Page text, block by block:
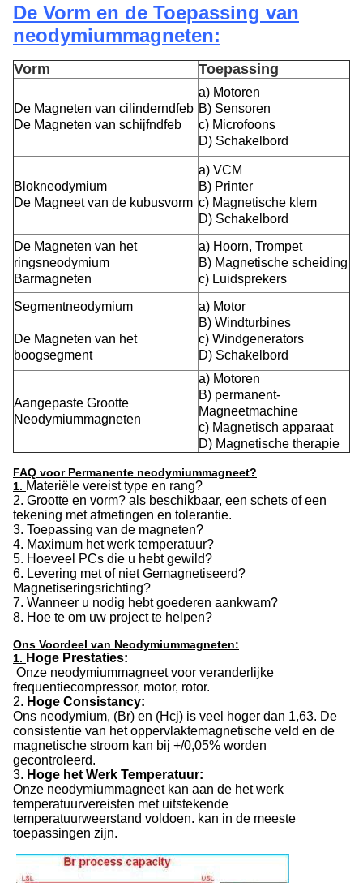
De Vorm en de Toepassing van
neodymiummagneten:
Vorm Toepassing
De Magneten van cilinderndfeb
De Magneten van schijfndfeb
a) Motoren
B) Sensoren
c) Microfoons
D) Schakelbord
Blokneodymium
De Magneet van de kubusvorm
a) VCM
B) Printer
c) Magnetische klem
D) Schakelbord
De Magneten van het
ringsneodymium
Barmagneten
a) Hoorn, Trompet
B) Magnetische scheiding
c) Luidsprekers
Segmentneodymium
De Magneten van het
boogsegment
a) Motor
B) Windturbines
c) Windgenerators
D) Schakelbord
Aangepaste Grootte
Neodymiummagneten
a) Motoren
B) permanent-
Magneetmachine
c) Magnetisch apparaat
D) Magnetische therapie
FAQ voor Permanente neodymiummagneet?
1. Materiële vereist type en rang?
2. Grootte en vorm? als beschikbaar, een schets of een
tekening met afmetingen en tolerantie.
3. Toepassing van de magneten?
4. Maximum het werk temperatuur?
5. Hoeveel PCs die u hebt gewild?
6. Levering met of niet Gemagnetiseerd?
Magnetiseringsrichting?
7. Wanneer u nodig hebt goederen aankwam?
8. Hoe te om uw project te helpen?
Ons Voordeel van Neodymiummagneten:
1. Hoge Prestaties:
Onze neodymiummagneet voor veranderlijke
frequentiecompressor, motor, rotor.
2. Hoge Consistancy:
Ons neodymium, (Br) en (Hcj) is veel hoger dan 1,63. De
consistentie van het oppervlaktemagnetische veld en de
magnetische stroom kan bij +/0,05% worden
gecontroleerd.
3. Hoge het Werk Temperatuur:
Onze neodymiummagneet kan aan de het werk
temperatuurvereisten met uitstekende
temperatuurweerstand voldoen. kan in de meeste
toepassingen zijn.